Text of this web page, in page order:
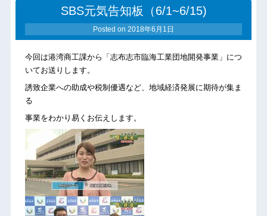
SBS元気告知板（6/1~6/15)
Posted on 2018年6月1日
今回は港湾商工課から「志布志市臨海工業団地開発事業」につ
いてお送りします。
誘致企業への助成や税制優遇など、地域経済発展に期待が集ま
る
事業をわかり易くお伝えします。